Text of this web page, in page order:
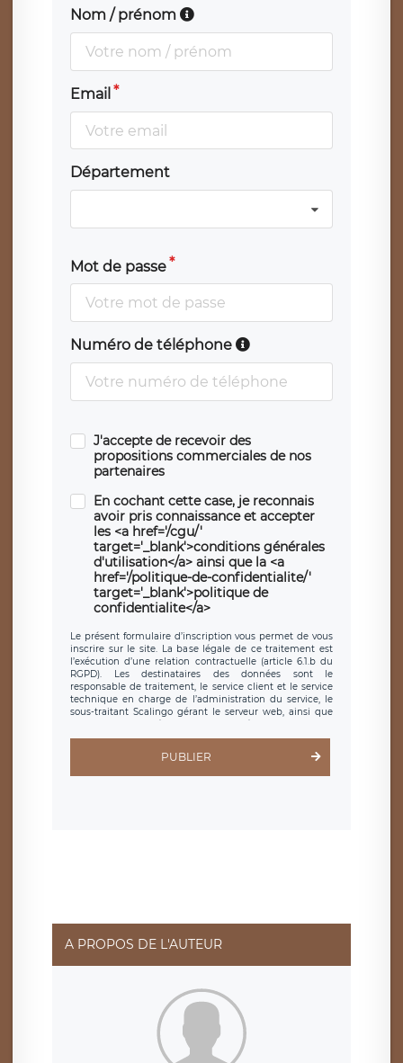
Nom / prénom
Email
Département
Mot de passe
Numéro de téléphone
J'accepte de recevoir des
propositions commerciales de nos
partenaires
En cochant cette case, je reconnais
avoir pris connaissance et accepter
les <a href='/cgu/'
target='_blank'>conditions générales
d'utilisation</a> ainsi que la <a
href='/politique-de-confidentialite/'
target='_blank'>politique de
confidentialite</a>
Le présent formulaire d’inscription vous permet de vous
inscrire sur le site. La base légale de ce traitement est
l’exécution d’une relation contractuelle (article 6.1.b du
RGPD). Les destinataires des données sont le
responsable de traitement, le service client et le service
technique en charge de l’administration du service, le
sous-traitant Scalingo gérant le serveur web, ainsi que
toute personne légalement autorisée. Le formulaire
d’inscription est hébergé sur un serveur hébergé par
clauses de
protection conformes au RGPD
. Les données collectées
sont conservées jusqu’à ce que l’Internaute en sollicite la
rue Léopold Sédar Senghor, joignable à l’adresse mail :
responsabledetraitement@legavox.fr. Vous avez
également le droit d’introduire une réclamation auprès
d’une autorité de contrôle.
PUBLIER
A PROPOS DE L'AUTEUR